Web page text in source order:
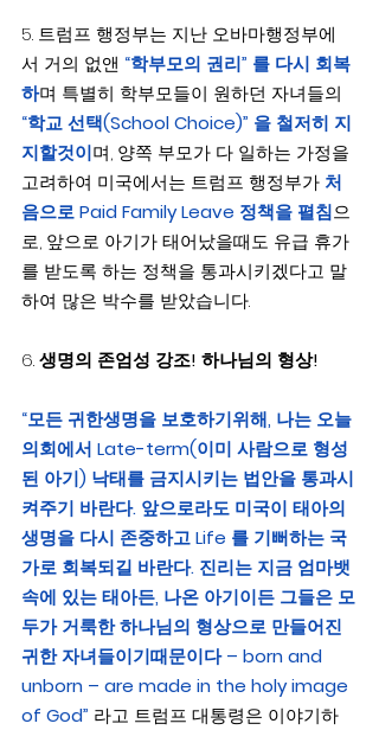
5. 트럼프 행정부는 지난 오바마행정부에
서 거의 없앤 “학부모의 권리” 를 다시 회복
하며 특별히 학부모들이 원하던 자녀들의
“학교 선택(School Choice)” 을 철저히 지
지할것이며, 양쪽 부모가 다 일하는 가정을
고려하여 미국에서는 트럼프 행정부가 처
음으로 Paid Family Leave 정책을 펼침으
로, 앞으로 아기가 태어났을때도 유급 휴가
를 받도록 하는 정책을 통과시키겠다고 말
하여 많은 박수를 받았습니다.
6. 생명의 존엄성 강조! 하나님의 형상!
“모든 귀한생명을 보호하기위해, 나는 오늘
의회에서 Late-term(이미 사람으로 형성
된 아기) 낙태를 금지시키는 법안을 통과시
켜주기 바란다. 앞으로라도 미국이 태아의
생명을 다시 존중하고 Life 를 기뻐하는 국
가로 회복되길 바란다. 진리는 지금 엄마뱃
속에 있는 태아든, 나온 아기이든 그들은 모
두가 거룩한 하나님의 형상으로 만들어진
귀한 자녀들이기때문이다 – born and
unborn – are made in the holy image
of God” 라고 트럼프 대통령은 이야기하